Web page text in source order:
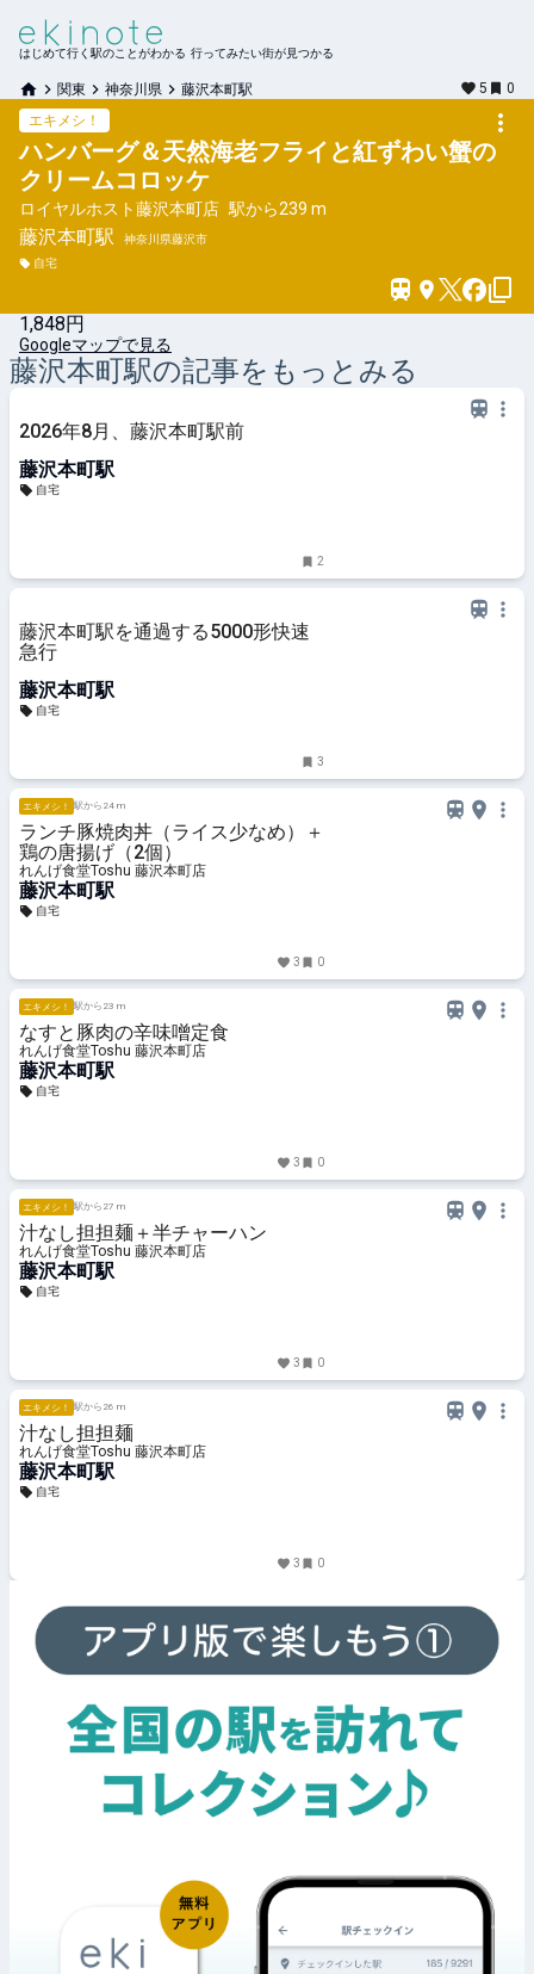
はじめて行く駅のことがわかる 行ってみたい街が見つかる
関東 神奈川県 藤沢本町駅 5
0
エキメシ！
ハンバーグ＆天然海老フライと紅ずわい蟹の
クリームコロッケ
ロイヤルホスト藤沢本町店 駅から239 m
藤沢本町駅
神奈川県藤沢市
自宅
1,848円
Googleマップで見る
藤沢本町駅の記事をもっとみる
2026年8月、藤沢本町駅前
藤沢本町駅
自宅
2
藤沢本町駅を通過する5000形快速
急行
藤沢本町駅
自宅
3
エキメシ！ 駅から24 m
ランチ豚焼肉丼（ライス少なめ）＋
鶏の唐揚げ（2個）
れんげ食堂Toshu 藤沢本町店
藤沢本町駅
自宅
3 0
エキメシ！ 駅から23 m
なすと豚肉の辛味噌定食
れんげ食堂Toshu 藤沢本町店
藤沢本町駅
自宅
3 0
エキメシ！ 駅から27 m
汁なし担担麺＋半チャーハン
れんげ食堂Toshu 藤沢本町店
藤沢本町駅
自宅
3 0
エキメシ！ 駅から26 m
汁なし担担麺
れんげ食堂Toshu 藤沢本町店
藤沢本町駅
自宅
3 0